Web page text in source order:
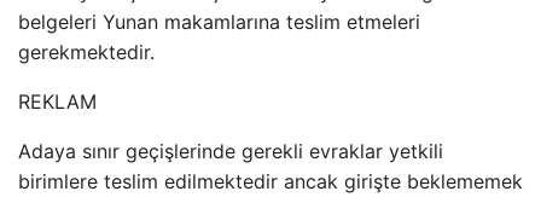
belgeleri Yunan makamlarına teslim etmeleri
gerekmektedir.
REKLAM
Adaya sınır geçişlerinde gerekli evraklar yetkili
birimlere teslim edilmektedir ancak girişte beklememek